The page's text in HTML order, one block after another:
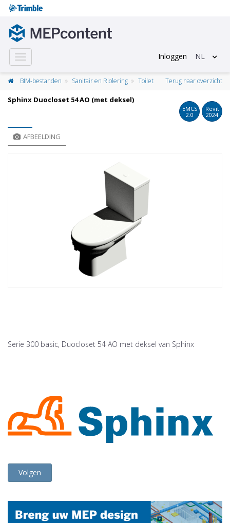
Toggle
navigation
Inloggen NL
BIM-bestanden Sanitair en Riolering Toilet Terug naar overzicht
Sphinx Duocloset 54 AO (met deksel)
EMCS
2.0
Revit
2024
AFBEELDING
Serie 300 basic, Duocloset 54 AO met deksel van Sphinx
Volgen